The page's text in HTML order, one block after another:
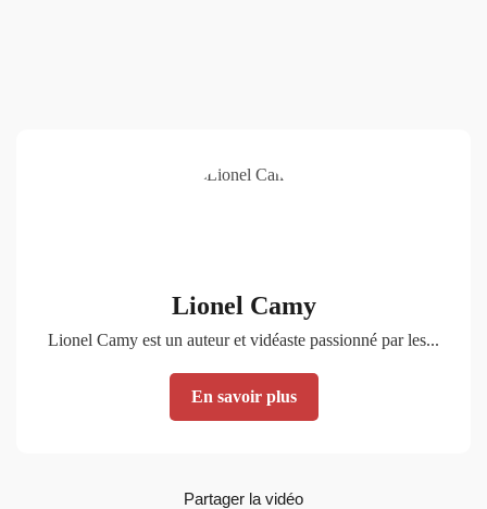
Lionel Camy
Lionel Camy est un auteur et vidéaste passionné par les...
En savoir plus
Partager la vidéo